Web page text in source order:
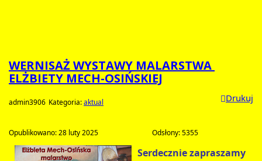
WERNISAŻ WYSTAWY MALARSTWA
Drukuj
admin3906 Kategoria: aktual
Odsłony: 5355
Serdecznie zapraszamy